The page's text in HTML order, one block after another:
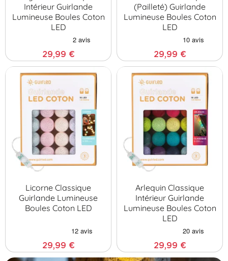
Intérieur Guirlande
Lumineuse Boules Coton
LED
29,99 €
(pailleté) Guirlande
Lumineuse Boules Coton
LED
29,99 €
Licorne Classique
Guirlande Lumineuse
Boules Coton LED
29,99 €
Arlequin Classique
Intérieur Guirlande
Lumineuse Boules Coton
LED
29,99 €